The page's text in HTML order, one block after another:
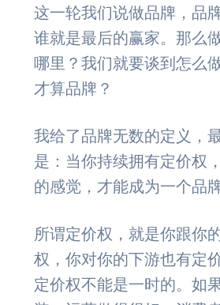
这一轮我们说做品牌，品
谁就是最后的赢家。那么
哪里？我们就要谈到怎么
才算品牌？
我给了品牌无数的定义，
是：当你持续拥有定价权
的感觉，才能成为一个品牌
所谓定价权，就是你跟你
权，你对你的下游也有定
定价权不能是一时的。如